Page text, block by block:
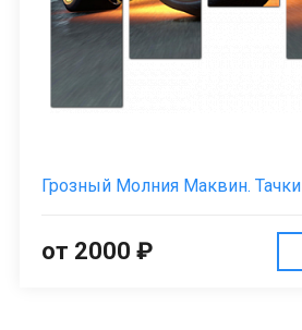
Грозный Молния Маквин. Тачки
от 2000 ₽